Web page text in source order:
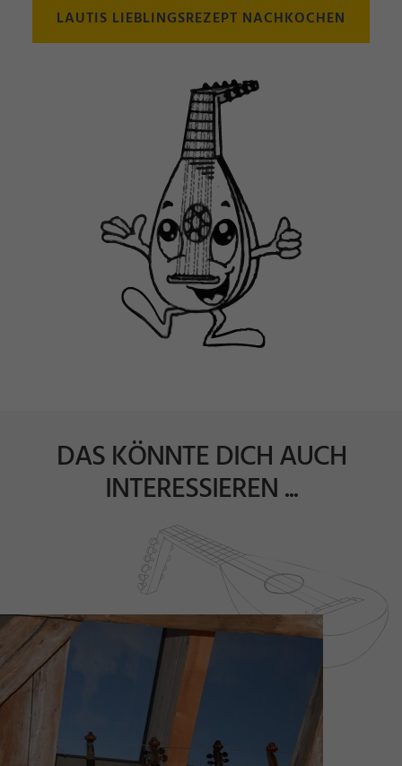
LAUTIS LIEBLINGSREZEPT NACHKOCHEN
DAS KÖNNTE DICH AUCH
INTERESSIEREN ...
eae